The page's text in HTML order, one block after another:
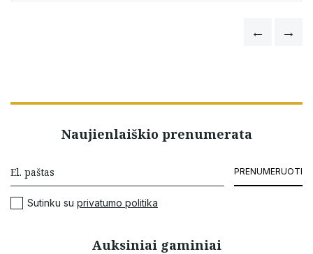
Auksiniai gaminiai
Naujienlaiškio prenumerata
PRENUMERUOTI
Sutinku su privatumo politika